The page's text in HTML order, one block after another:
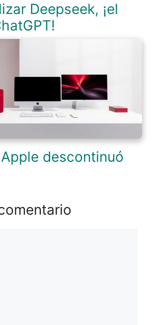
Deepseek, ¡el
descontinuó